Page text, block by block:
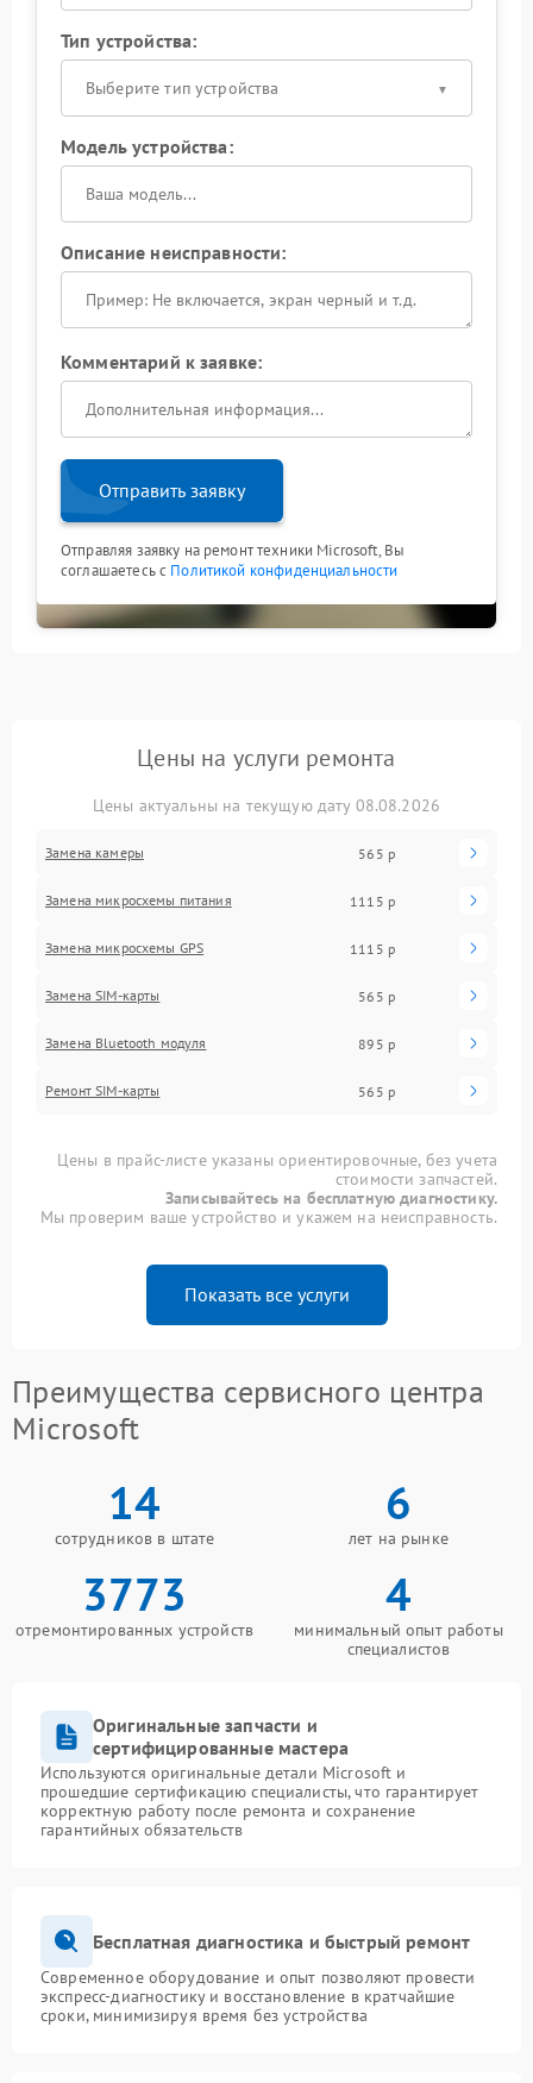
Тип устройства:
Выберите тип устройства
Модель устройства:
Описание неисправности:
Комментарий к заявке:
Отправить заявку
Отправляя заявку на ремонт техники Microsoft, Вы
соглашаетесь с Политикой конфиденциальности
Цены на услуги ремонта
Цены актуальны на текущую дату 08.08.2026
Замена камеры 565 р
Замена микросхемы питания 1115 р
Замена микросхемы GPS 1115 р
Замена SIM-карты 565 р
Замена Bluetooth модуля 895 р
Ремонт SIM-карты 565 р
Цены в прайс-листе указаны ориентировочные, без учета
стоимости запчастей.
Записывайтесь на бесплатную диагностику.
Мы проверим ваше устройство и укажем на неисправность.
Показать все услуги
Преимущества сервисного центра
Microsoft
14
сотрудников в штате
6
лет на рынке
3773
отремонтированных устройств
4
минимальный опыт работы
специалистов
Оригинальные запчасти и
сертифицированные мастера
Используются оригинальные детали Microsoft и
прошедшие сертификацию специалисты, что гарантирует
корректную работу после ремонта и сохранение
гарантийных обязательств
Бесплатная диагностика и быстрый ремонт
Современное оборудование и опыт позволяют провести
экспресс-диагностику и восстановление в кратчайшие
сроки, минимизируя время без устройства